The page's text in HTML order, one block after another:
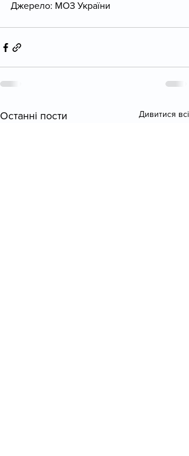
Джерело: МОЗ України
Останні пости Дивитися всі